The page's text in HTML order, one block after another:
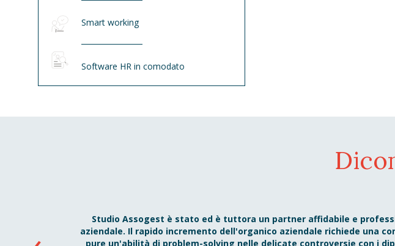
Smart working
Software HR in comodato
Studio Assogest è stato ed è tuttora un partner affidabile e
aziendale. Il rapido incremento dell'organico aziendale richiede una
pure un'abilità di problem-solving nelle delicate controversie con i